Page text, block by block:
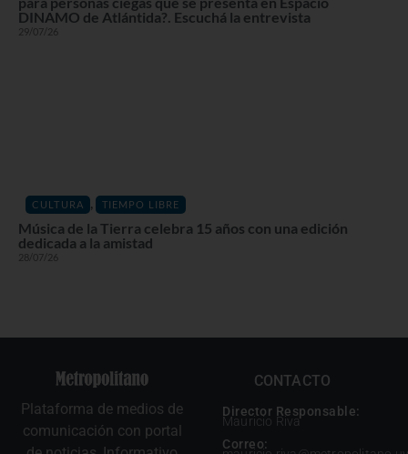
DINAMO de Atlántida?. Escuchá la entrevista
29/07/26
CULTURA , TIEMPO LIBRE
Música de la Tierra celebra 15 años con una edición
dedicada a la amistad
28/07/26
Plataforma de medios de
comunicación con portal
CONTACTO
Director Responsable:
Mauricio Riva
Correo: